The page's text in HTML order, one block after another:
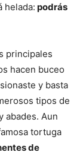
helada: podrás
principales
hacen buceo
y basta
tipos de
abades. Aun
tortuga
de